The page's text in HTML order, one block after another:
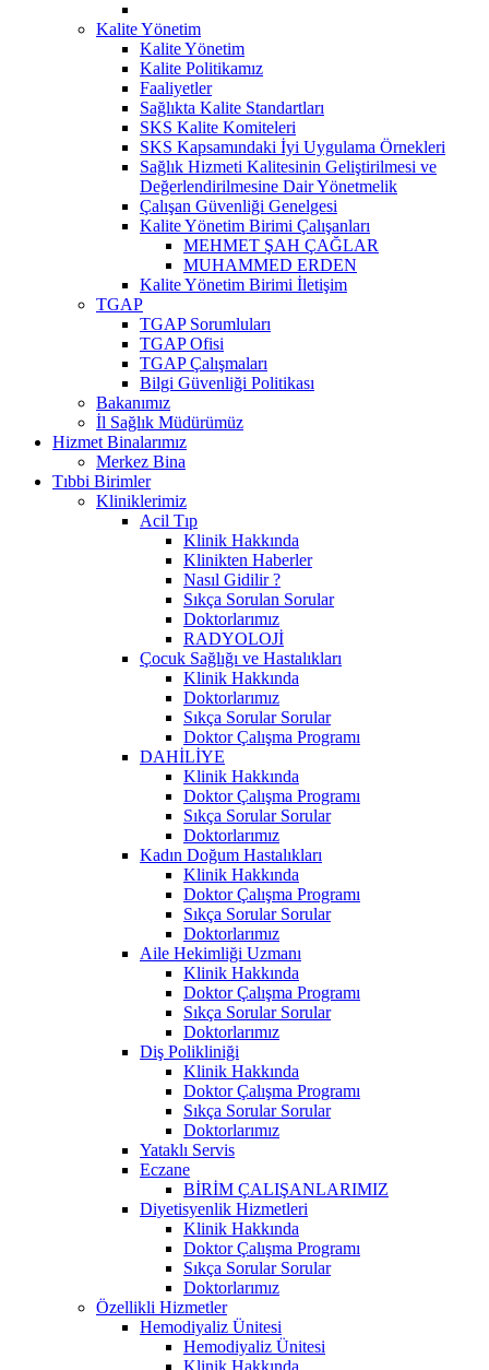
Kalite Yönetim
Kalite Yönetim
Kalite Politikamız
Faaliyetler
Sağlıkta Kalite Standartları
SKS Kalite Komiteleri
SKS Kapsamındaki İyi Uygulama Örnekleri
Sağlık Hizmeti Kalitesinin Geliştirilmesi ve
Değerlendirilmesine Dair Yönetmelik
Çalışan Güvenliği Genelgesi
Kalite Yönetim Birimi Çalışanları
MEHMET ŞAH ÇAĞLAR
MUHAMMED ERDEN
Kalite Yönetim Birimi İletişim
TGAP
TGAP Sorumluları
TGAP Ofisi
TGAP Çalışmaları
Bilgi Güvenliği Politikası
Bakanımız
İl Sağlık Müdürümüz
Hizmet Binalarımız
Merkez Bina
Tıbbi Birimler
Kliniklerimiz
Acil Tıp
Klinik Hakkında
Klinikten Haberler
Nasıl Gidilir ?
Sıkça Sorulan Sorular
Doktorlarımız
RADYOLOJİ
Çocuk Sağlığı ve Hastalıkları
Klinik Hakkında
Doktorlarımız
Sıkça Sorular Sorular
Doktor Çalışma Programı
DAHİLİYE
Klinik Hakkında
Doktor Çalışma Programı
Sıkça Sorular Sorular
Doktorlarımız
Kadın Doğum Hastalıkları
Klinik Hakkında
Doktor Çalışma Programı
Sıkça Sorular Sorular
Doktorlarımız
Aile Hekimliği Uzmanı
Klinik Hakkında
Doktor Çalışma Programı
Sıkça Sorular Sorular
Doktorlarımız
Diş Polikliniği
Klinik Hakkında
Doktor Çalışma Programı
Sıkça Sorular Sorular
Doktorlarımız
Yataklı Servis
Eczane
BİRİM ÇALIŞANLARIMIZ
Diyetisyenlik Hizmetleri
Klinik Hakkında
Doktor Çalışma Programı
Sıkça Sorular Sorular
Doktorlarımız
Özellikli Hizmetler
Hemodiyaliz Ünitesi
Hemodiyaliz Ünitesi
Klinik Hakkında